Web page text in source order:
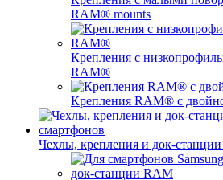
RAM® mounts
Крепления с
RAM®
Крепления RAM® с
Чехлы, крепления и док-